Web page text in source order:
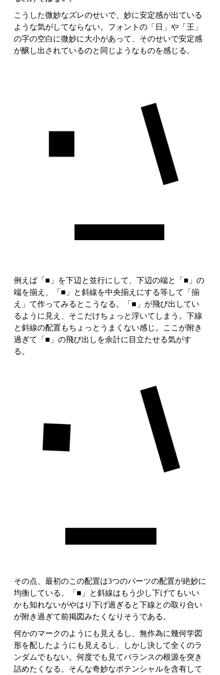
こうした微妙なズレのせいで、妙に安定感が出ている
ような気がしてならない。フォントの「日」や「王」
の字の空白に微妙に大小があって、そのせいで安定感
が醸し出されているのと同じようなものを感じる。
例えば「■」を下辺と並行にして、下辺の端と「■」の
端を揃え、「■」と斜線を中央揃えにする等して「揃
え」て作ってみるとこうなる。「■」が飛び出してい
るように見え、そこだけちょっと浮いてしまう。下線
と斜線の配置もちょっとうまくない感じ。ここが附き
過ぎて「■」の飛び出しを余計に目立たせる気がす
る。
その点、最初のこの配置は3つのパーツの配置が絶妙に
均衡している。「■」と斜線はもう少し下げてもいい
かも知れないがやはり下げ過ぎると下線との取り合い
が附き過ぎて前掲図みたくなりそうである。
何かのマークのようにも見えるし、無作為に幾何学図
形を配したようにも見えるし、しかし決して全くのラ
ンダムでもない。何度でも見てバランスの根源を突き
詰めたくなる。そんな奇妙なポテンシャルを含有して